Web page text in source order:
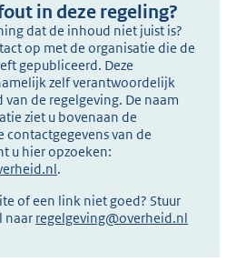
in deze regeling?
dat de inhoud niet juist is?
op met de organisatie die de
gepubliceerd. Deze
zelf verantwoordelijk
de regelgeving. De naam
ziet u bovenaan de
contactgegevens van de
u hier opzoeken:
.
of een link niet goed? Stuur
naar regelgeving@overheid.nl